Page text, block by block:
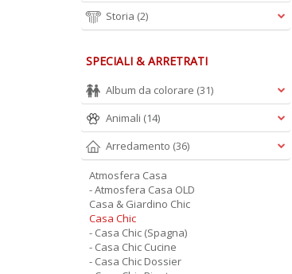
D'inverno Dal
Digitale
2.90 €
CASA CHIC N.215
Rinascita In Stile
Georgiano
Cartacea
Storia (2)
SPECIALI & ARRETRATI
Album da colorare (31)
Animali (14)
Arredamento (36)
Atmosfera Casa
- Atmosfera Casa OLD
Casa & Giardino Chic
Casa Chic
- Casa Chic (Spagna)
- Casa Chic Cucine
- Casa Chic Dossier